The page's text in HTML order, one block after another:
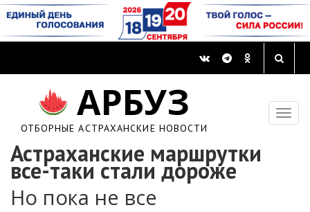
АРБУЗ
ОТБОРНЫЕ АСТРАХАНСКИЕ НОВОСТИ
Астраханские маршрутки
все-таки стали дороже
Но пока не все